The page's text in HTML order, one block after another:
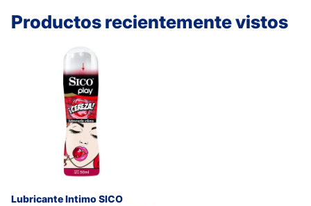
Productos recientemente vistos
Lubricante Intimo SICO